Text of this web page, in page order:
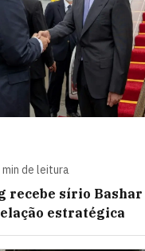
min de leitura
recebe sírio Bashar
estratégica